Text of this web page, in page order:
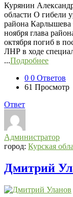
Курянин
области О гибели
района
ноября глава
октября погиб в
ЛНР в ходе
...Подробнее
0 0 Ответов
61 Просмотр
Ответ
Администратор
город: Курская
Дмитрий